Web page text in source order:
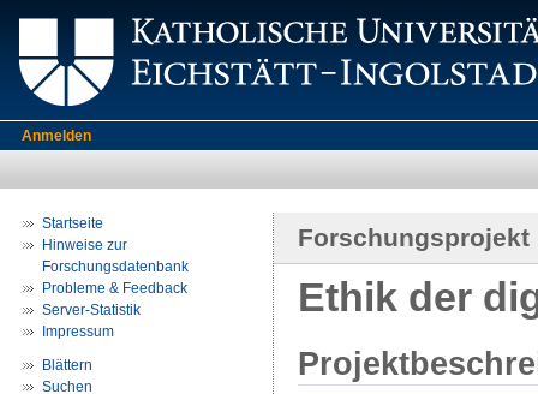
Anmelden
Startseite
Hinweise zur
Forschungsdatenbank
Probleme & Feedback
Server-Statistik
Impressum
Blättern
Suchen
Forschungsprojekt
Ethik der